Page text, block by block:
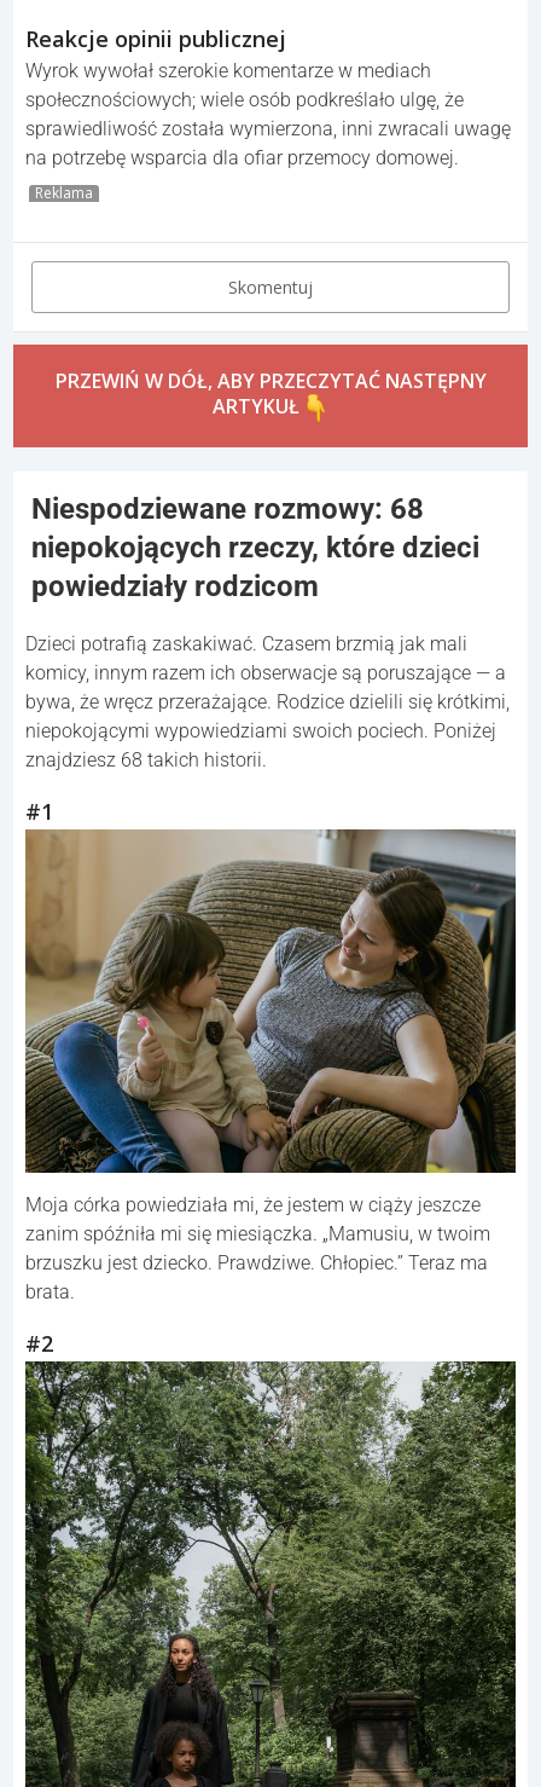
Reakcje opinii publicznej
Wyrok wywołał szerokie komentarze w mediach
społecznościowych; wiele osób podkreślało ulgę, że
sprawiedliwość została wymierzona, inni zwracali uwagę
na potrzebę wsparcia dla ofiar przemocy domowej.
Reklama
Skomentuj
PRZEWIŃ W DÓŁ, ABY PRZECZYTAĆ NASTĘPNY
ARTYKUŁ
Niespodziewane rozmowy: 68
niepokojących rzeczy, które dzieci
powiedziały rodzicom
Dzieci potrafią zaskakiwać. Czasem brzmią jak mali
komicy, innym razem ich obserwacje są poruszające — a
bywa, że wręcz przerażające. Rodzice dzielili się krótkimi,
niepokojącymi wypowiedziami swoich pociech. Poniżej
znajdziesz 68 takich historii.
#1
Moja córka powiedziała mi, że jestem w ciąży jeszcze
zanim spóźniła mi się miesiączka. „Mamusiu, w twoim
brzuszku jest dziecko. Prawdziwe. Chłopiec.” Teraz ma
brata.
#2